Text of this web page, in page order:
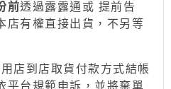
前透過露露通 或 提前告
店有權直接出貨，不另等
店到店取貨付款 方式結帳
平台規範申訴，並將棄單